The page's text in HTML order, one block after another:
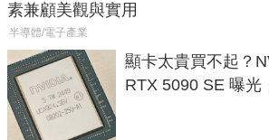
素兼顧美觀與實用
半導體/電子產業
顯卡太貴買不起？
RTX 5090 SE 曝光